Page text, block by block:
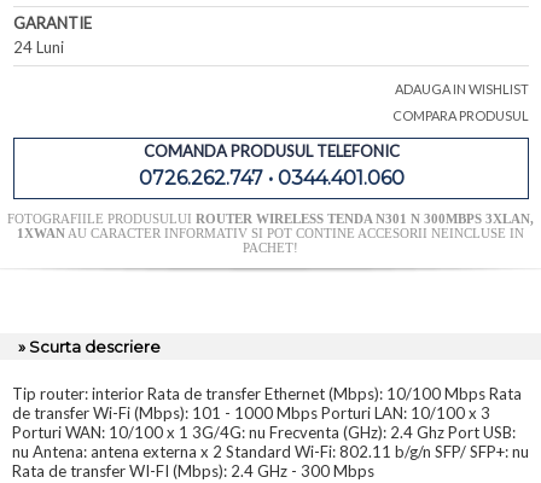
GARANTIE
24 Luni
ADAUGA IN WISHLIST
COMPARA PRODUSUL
COMANDA PRODUSUL TELEFONIC
0726.262.747 • 0344.401.060
FOTOGRAFIILE PRODUSULUI ROUTER WIRELESS TENDA N301 N 300MBPS 3XLAN,
1XWANAU CARACTER INFORMATIV SI POT CONTINE ACCESORII NEINCLUSE IN
PACHET!
» Scurta descriere
Tip router: interior Rata de transfer Ethernet (Mbps): 10/100 Mbps Rata
de transfer Wi-Fi (Mbps): 101 - 1000 Mbps Porturi LAN: 10/100 x 3
Porturi WAN: 10/100 x 1 3G/4G: nu Frecventa (GHz): 2.4 Ghz Port USB:
nu Antena: antena externa x 2 Standard Wi-Fi: 802.11 b/g/n SFP/ SFP+: nu
Rata de transfer WI-FI (Mbps): 2.4 GHz - 300 Mbps